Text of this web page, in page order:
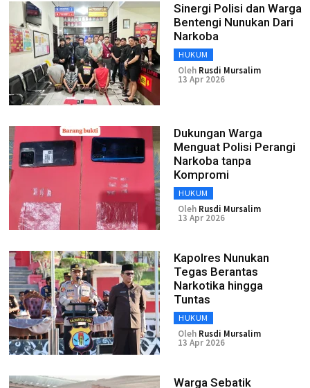
Sinergi Polisi dan Warga
Bentengi Nunukan Dari
Narkoba
HUKUM
Oleh Rusdi Mursalim
13 Apr 2026
Dukungan Warga
Menguat Polisi Perangi
Narkoba tanpa
Kompromi
HUKUM
Oleh Rusdi Mursalim
13 Apr 2026
Kapolres Nunukan
Tegas Berantas
Narkotika hingga
Tuntas
HUKUM
Oleh Rusdi Mursalim
13 Apr 2026
Warga Sebatik